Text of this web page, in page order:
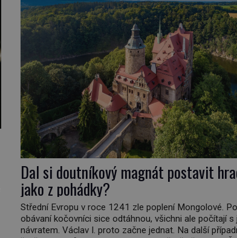
Dal si doutníkový magnát postavit
jako z pohádky?
Střední Evropu v roce 1241 zle poplení Mongolové.
obávaní kočovníci sice odtáhnou, všichni ale počítají s
návratem. Václav I. proto začne jednat. Na další